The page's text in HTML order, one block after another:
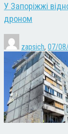
У Запоріжжі
дроном
zapsich, 07/